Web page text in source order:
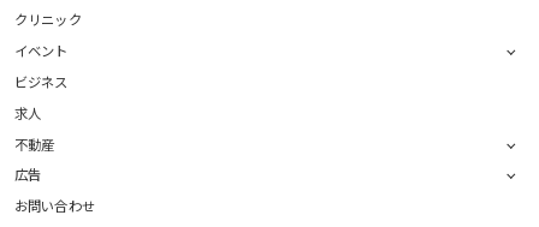
クリニック
イベント
ビジネス
求人
不動産
広告
お問い合わせ